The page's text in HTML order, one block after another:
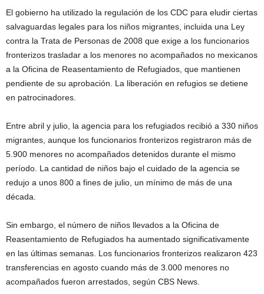
El gobierno ha utilizado la regulación de los CDC para eludir ciertas
salvaguardas legales para los niños migrantes, incluida una Ley
contra la Trata de Personas de 2008 que exige a los funcionarios
fronterizos trasladar a los menores no acompañados no mexicanos
a la Oficina de Reasentamiento de Refugiados, que mantienen
pendiente de su aprobación. La liberación en refugios se detiene
en patrocinadores.
Entre abril y julio, la agencia para los refugiados recibió a 330 niños
migrantes, aunque los funcionarios fronterizos registraron más de
5.900 menores no acompañados detenidos durante el mismo
período. La cantidad de niños bajo el cuidado de la agencia se
redujo a unos 800 a fines de julio, un mínimo de más de una
década.
Sin embargo, el número de niños llevados a la Oficina de
Reasentamiento de Refugiados ha aumentado significativamente
en las últimas semanas. Los funcionarios fronterizos realizaron 423
transferencias en agosto cuando más de 3.000 menores no
acompañados fueron arrestados, según CBS News.